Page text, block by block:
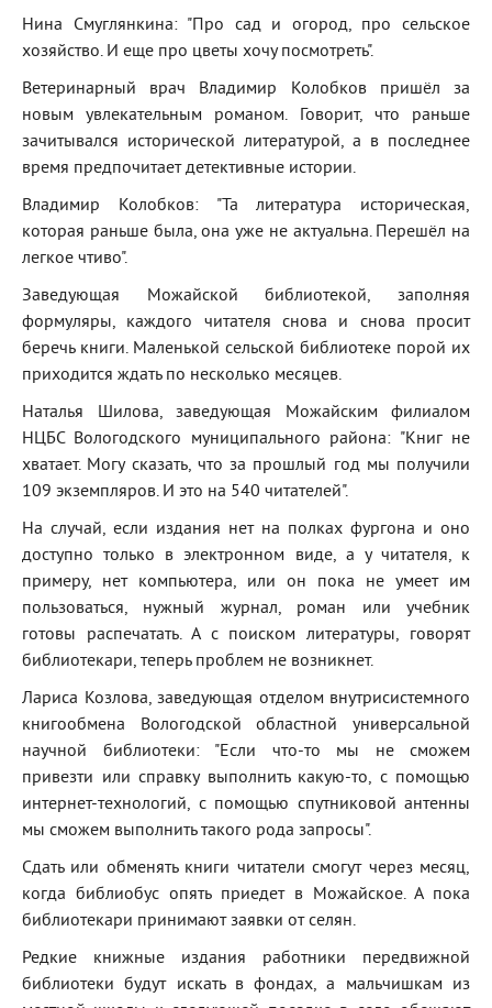
Нина Смуглянкина: "Про сад и огород, про сельское
хозяйство. И еще про цветы хочу посмотреть".
Ветеринарный врач Владимир Колобков пришёл за
новым увлекательным романом. Говорит, что раньше
зачитывался исторической литературой, а в последнее
время предпочитает детективные истории.
Владимир Колобков: "Та литература историческая,
которая раньше была, она уже не актуальна. Перешёл на
легкое чтиво".
Заведующая Можайской библиотекой, заполняя
формуляры, каждого читателя снова и снова просит
беречь книги. Маленькой сельской библиотеке порой их
приходится ждать по несколько месяцев.
Наталья Шилова, заведующая Можайским филиалом
НЦБС Вологодского муниципального района: "Книг не
хватает. Могу сказать, что за прошлый год мы получили
109 экземпляров. И это на 540 читателей".
На случай, если издания нет на полках фургона и оно
доступно только в электронном виде, а у читателя, к
примеру, нет компьютера, или он пока не умеет им
пользоваться, нужный журнал, роман или учебник
готовы распечатать. А с поиском литературы, говорят
библиотекари, теперь проблем не возникнет.
Лариса Козлова, заведующая отделом внутрисистемного
книгообмена Вологодской областной универсальной
научной библиотеки: "Если что-то мы не сможем
привезти или справку выполнить какую-то, с помощью
интернет-технологий, с помощью спутниковой антенны
мы сможем выполнить такого рода запросы".
Сдать или обменять книги читатели смогут через месяц,
когда библиобус опять приедет в Можайское. А пока
библиотекари принимают заявки от селян.
Редкие книжные издания работники передвижной
библиотеки будут искать в фондах, а мальчишкам из